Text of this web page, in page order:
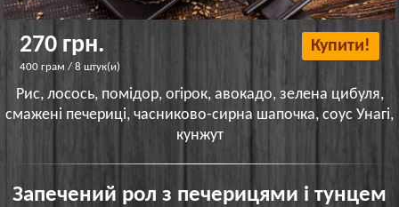
270 грн.
400 грам / 8 штук(и)
Купити!
Рис, лосось, помідор, огірок, авокадо, зелена цибуля,
смажені печериці, часниково-сирна шапочка, соус Унагі,
кунжут
Запечений рол з печерицями і тунцем